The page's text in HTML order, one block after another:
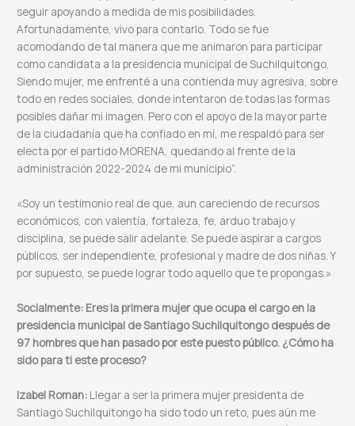
seguir apoyando a medida de mis posibilidades.
Afortunadamente, vivo para contarlo. Todo se fue
acomodando de tal manera que me animaron para participar
como candidata a la presidencia municipal de Suchilquitongo.
Siendo mujer, me enfrenté a una contienda muy agresiva, sobre
todo en redes sociales, donde intentaron de todas las formas
posibles dañar mi imagen. Pero con el apoyo de la mayor parte
de la ciudadanía que ha confiado en mí, me respaldó para ser
electa por el partido MORENA, quedando al frente de la
administración 2022-2024 de mi municipio”.
«Soy un testimonio real de que, aun careciendo de recursos
económicos, con valentía, fortaleza, fe, arduo trabajo y
disciplina, se puede salir adelante. Se puede aspirar a cargos
públicos, ser independiente, profesional y madre de dos niñas. Y
por supuesto, se puede lograr todo aquello que te propongas.»
Socialmente: Eres la primera mujer que ocupa el cargo en la
presidencia municipal de Santiago Suchilquitongo después de
97 hombres que han pasado por este puesto público. ¿Cómo ha
sido para ti este proceso?
Izabel Roman: Llegar a ser la primera mujer presidenta de
Santiago Suchilquitongo ha sido todo un reto, pues aún me